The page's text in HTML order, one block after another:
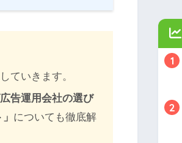
ていきます。
告運用会社の選び
」 についても徹底解
1
2